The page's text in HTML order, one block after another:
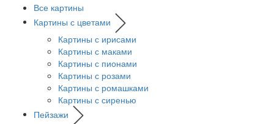
Все картины
Картины с цветами
Картины с ирисами
Картины с маками
Картины с пионами
Картины с розами
Картины с ромашками
Картины с сиренью
Пейзажи